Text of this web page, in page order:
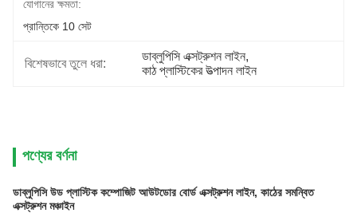
যোগানের ক্ষমতা:
প্রান্তিকে 10 সেট
বিশেষভাবে তুলে ধরা:
ডাব্লুপিসি এক্সট্রুশন লাইন,
কাঠ প্লাস্টিকের উত্পাদন লাইন
পণ্যের বর্ণনা
ডাব্লুপিসি উড প্লাস্টিক কম্পোজিট আউটডোর বোর্ড এক্সট্রুশন লাইন, কাঠের সমন্বিত
এক্সট্রুশন মঞ্চাইন